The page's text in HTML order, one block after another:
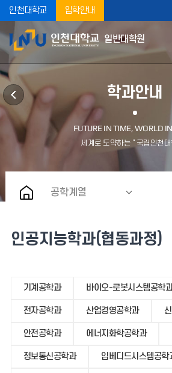
인천대학교 입학안내
일반대학원
학과안내
공학계열
인공지능학과(협동과정)
기계공학과 바이오-로봇시스템공학
전자공학과 산업경영공학과
안전공학과 에너지화학공학과
정보통신공학과 임베디드시스템공학